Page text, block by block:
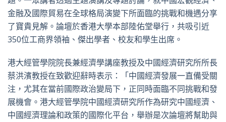
金融及國際貿易在全球格局演變下所面臨的挑戰和機遇分享
了寶貴見解。論壇於香港大學本部陸佑堂舉行，共吸引近
350位工商界領袖、傑出學者、校友和學生出席。
港大經管學院院長兼經濟學講座教授及中國經濟研究所所長
蔡洪濱教授在致歡迎辭時表示：「中國經濟發展一直備受關
注，尤其在當前國際政治變局下，正同時面臨不同挑戰和發
展機會。港大經管學院中國經濟研究所作為研究中國經濟、
中國經濟理論和政策的國際化平台，舉辦是次論壇將幫助與